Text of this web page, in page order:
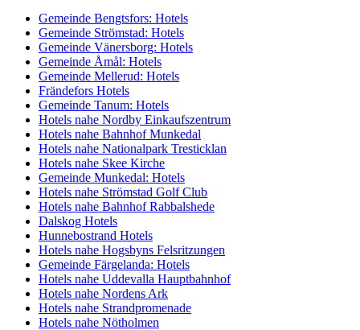
Gemeinde Bengtsfors: Hotels
Gemeinde Strömstad: Hotels
Gemeinde Vänersborg: Hotels
Gemeinde Åmål: Hotels
Gemeinde Mellerud: Hotels
Frändefors Hotels
Gemeinde Tanum: Hotels
Hotels nahe Nordby Einkaufszentrum
Hotels nahe Bahnhof Munkedal
Hotels nahe Nationalpark Tresticklan
Hotels nahe Skee Kirche
Gemeinde Munkedal: Hotels
Hotels nahe Strömstad Golf Club
Hotels nahe Bahnhof Rabbalshede
Dalskog Hotels
Hunnebostrand Hotels
Hotels nahe Hogsbyns Felsritzungen
Gemeinde Färgelanda: Hotels
Hotels nahe Uddevalla Hauptbahnhof
Hotels nahe Nordens Ark
Hotels nahe Strandpromenade
Hotels nahe Nötholmen